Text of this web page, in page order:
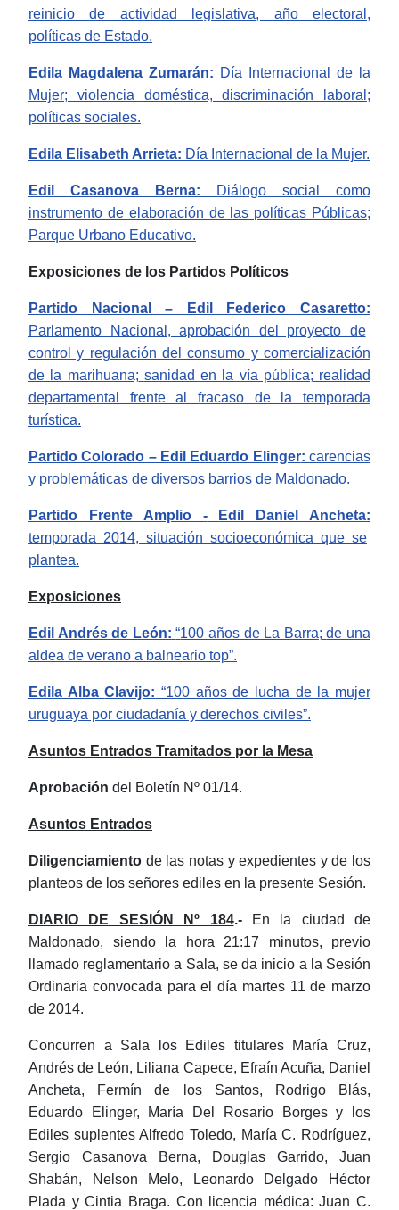
reinicio de actividad legislativa, año electoral,
políticas de Estado.
Edila Magdalena Zumarán: Día Internacional de la
Mujer;
violencia doméstica, discriminación laboral;
políticas sociales.
Edila Elisabeth Arrieta: Día Internacional de la Mujer.
Edil Casanova Berna: Diálogo social como
instrumento de elaboración de las políticas Públicas;
Parque Urbano Educativo.
Exposiciones de los Partidos Políticos
Partido Nacional – Edil Federico Casaretto:
Parlamento Nacional, aprobación del proyecto de
control y regulación del consumo y comercialización
de la marihuana; sanidad en la vía pública; realidad
departamental frente al fracaso de la temporada
turística.
Partido Colorado – Edil Eduardo Elinger: carencias
y problemáticas de diversos barrios de Maldonado.
Partido Frente Amplio - Edil Daniel Ancheta:
temporada 2014, situación socioeconómica que se
plantea.
Exposiciones
Edil Andrés de León: “100 años de La Barra; de una
aldea de verano a balneario top”.
Edila AlbaClavijo: “100 años de lucha de la mujer
uruguaya por ciudadanía y derechos civiles”.
Asuntos Entrados Tramitados por la Mesa
Aprobación del Boletín Nº 01/14.
Asuntos Entrados
Diligenciamiento de las notas y expedientes y de los
planteos de los señores ediles en la presente Sesión.
DIARIO DE SESIÓN Nº 184.-
En la ciudad de
Maldonado, siendo la hora 21:17 minutos, previo
llamado reglamentario a Sala, se da inicio a la Sesión
Ordinaria convocada para el día martes 11 de marzo
de 2014.
Concurren a Sala los Ediles titulares María Cruz,
Andrés de León, Liliana Capece, Efraín Acuña, Daniel
Ancheta, Fermín de los Santos, Rodrigo
Blás,
Eduardo Elinger, María Del Rosario Borgesy los
Ediles suplentes Alfredo Toledo, María C. Rodríguez,
Sergio Casanova Berna,
Douglas Garrido, Juan
Shabán, Nelson Melo, Leonardo Delgado Héctor
Plada y Cintia Braga. Con licencia médica: Juan C.